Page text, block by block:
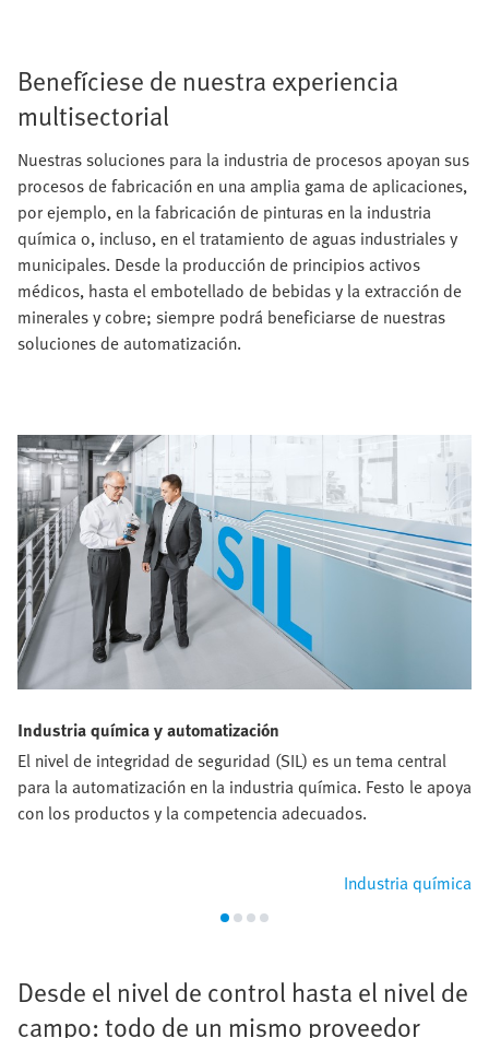
Benefíciese de nuestra experiencia
multisectorial
Nuestras soluciones para la industria de procesos apoyan sus
procesos de fabricación en una amplia gama de aplicaciones,
por ejemplo, en la fabricación de pinturas en la industria
química o, incluso, en el tratamiento de aguas industriales y
municipales. Desde la producción de principios activos
médicos, hasta el embotellado de bebidas y la extracción de
minerales y cobre; siempre podrá beneficiarse de nuestras
soluciones de automatización.
Industria química y automatización
El nivel de integridad de seguridad (SIL) es un tema central
para la automatización en la industria química. Festo le apoya
con los productos y la competencia adecuados.
Industria química
Desde el nivel de control hasta el nivel de
campo: todo de un mismo proveedor